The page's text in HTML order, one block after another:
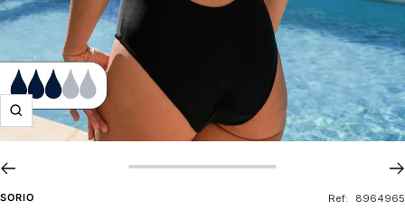
Zoom
SORIO Ref: 8964965